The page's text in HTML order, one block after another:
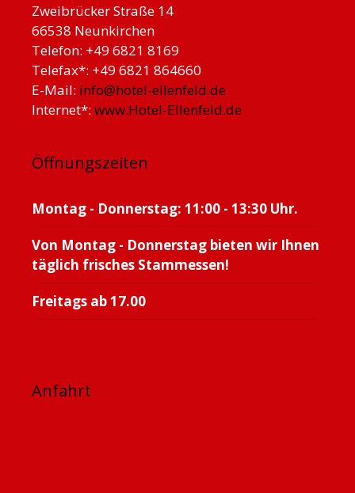
Zweibrücker Straße 14
66538 Neunkirchen
Telefon: +49 6821 8169
Telefax*: +49 6821 864660
E-Mail: info@hotel-ellenfeld.de
Internet*: www.Hotel-Ellenfeld.de
Öffnungszeiten
Montag - Donnerstag: 11:00 - 13:30 Uhr.
Von Montag - Donnerstag bieten wir Ihnen
täglich frisches Stammessen!
Freitags ab 17.00
Anfahrt